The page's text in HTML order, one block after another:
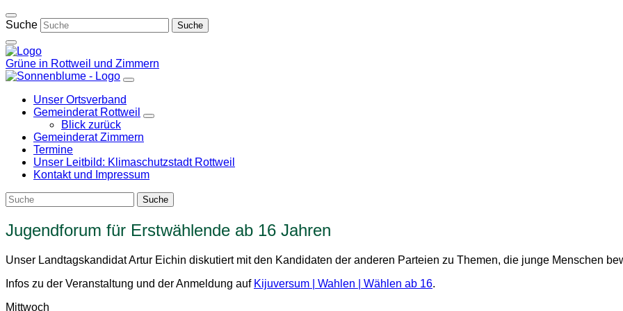
Weiter
zum
Suche
Grüne in Rottweil und Zimmern
Unser Ortsverband
Gemeinderat Rottweil
Zeige
Blick zurück
Gemeinderat Zimmern
Termine
Unser Leitbild: Klimaschutzstadt Rottweil
Kontakt und Impressum
Jugendforum für Erstwählende ab 16 Jahren
Unser Landtagskandidat Artur Eichin diskutiert mit den Kandidaten der anderen Parteien zu Themen, die junge Menschen
Infos zu der Veranstaltung und der Anmeldung auf Kijuversum | Wahlen | Wählen ab 16.
Mittwoch